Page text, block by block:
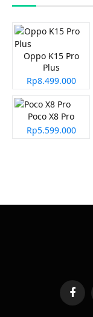
Oppo K15 Pro
Plus
Rp8.499.000
Poco X8 Pro
Rp5.599.000